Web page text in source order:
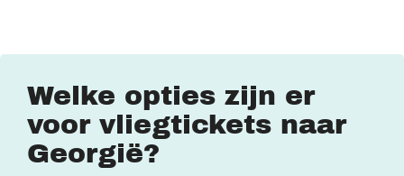
Welke opties zijn er
voor vliegtickets naar
Georgië?